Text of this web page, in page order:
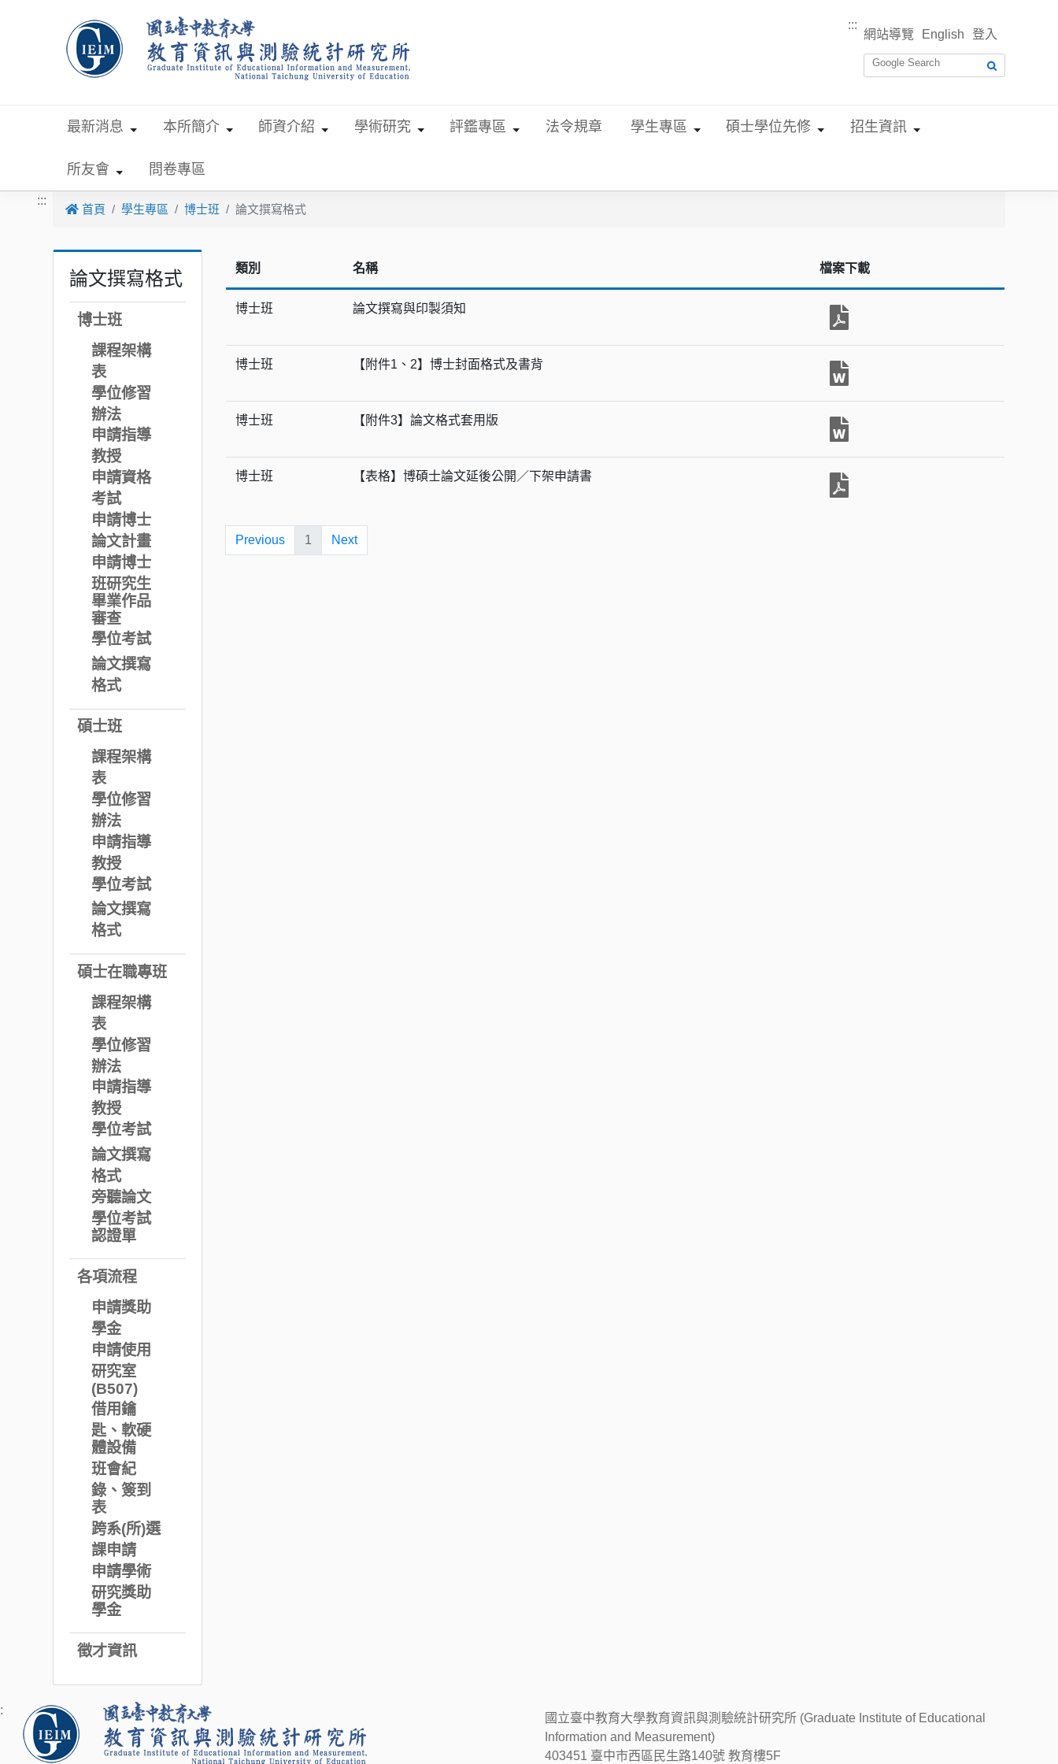
:::
網站導覽 English 登入
最新消息 本所簡介 師資介紹 學術研究 評鑑專區 法令規章 學生專區 碩士學位先修 招生資訊
所友會 問卷專區
:::
首頁 學生專區 博士班 論文撰寫格式
論文撰寫格式
博士班
課程架構
表
學位修習
辦法
申請指導
教授
申請資格
考試
申請博士
論文計畫
申請博士
班研究生
畢業作品
審查
學位考試
論文撰寫
格式
碩士班
課程架構
表
學位修習
辦法
申請指導
教授
學位考試
論文撰寫
格式
碩士在職專班
課程架構
表
學位修習
辦法
申請指導
教授
學位考試
論文撰寫
格式
旁聽論文
學位考試
認證單
各項流程
申請獎助
學金
申請使用
研究室
(B507)
借用鑰
匙、軟硬
體設備
班會紀
錄、簽到
表
跨系(所)選
課申請
申請學術
研究獎助
學金
徵才資訊
類別 名稱 檔案下載
博士班 論文撰寫與印製須知
博士班 【附件1、2】博士封面格式及書背
博士班 【附件3】論文格式套用版
博士班 【表格】博碩士論文延後公開／下架申請書
Previous 1 Next
國立臺中教育大學教育資訊與測驗統計研究所 (Graduate Institute of Educational
Information and Measurement)
403451 臺中市西區民生路140號 教育樓5F